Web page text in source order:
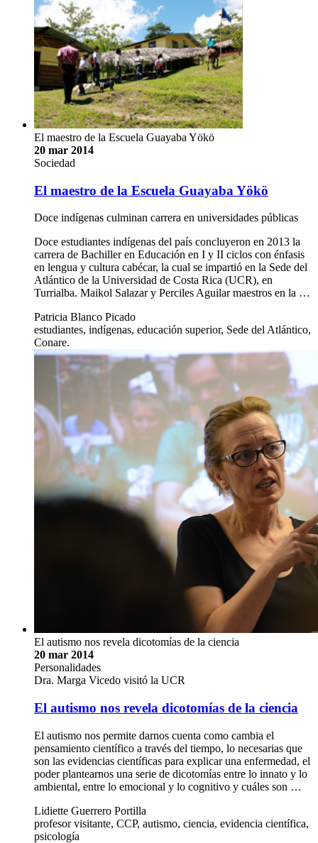
El maestro de la Escuela Guayaba Yökö
20 mar 2014
Sociedad
El maestro de la Escuela Guayaba Yökö
Doce indígenas culminan carrera en universidades públicas
Doce estudiantes indígenas del país concluyeron en 2013 la
carrera de Bachiller en Educación en I y II ciclos con énfasis
en lengua y cultura cabécar, la cual se impartió en la Sede del
Atlántico de la Universidad de Costa Rica (UCR), en
Turrialba. Maikol Salazar y Perciles Aguilar maestros en la …
Patricia Blanco Picado
estudiantes, indígenas, educación superior, Sede del Atlántico,
Conare.
El autismo nos revela dicotomías de la ciencia
20 mar 2014
Personalidades
Dra. Marga Vicedo visitó la UCR
El autismo nos revela dicotomías de la ciencia
El autismo nos permite darnos cuenta como cambia el
pensamiento científico a través del tiempo, lo necesarias que
son las evidencias científicas para explicar una enfermedad, el
poder plantearnos una serie de dicotomías entre lo innato y lo
ambiental, entre lo emocional y lo cognitivo y cuáles son …
Lidiette Guerrero Portilla
profesor visitante, CCP, autismo, ciencia, evidencia científica,
psicología